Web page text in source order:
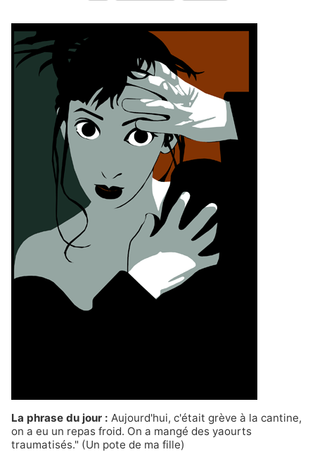
La phrase du jour : Aujourd'hui, c'était grève à la cantine,
on a eu un repas froid. On a mangé des yaourts
traumatisés." (Un pote de ma fille)